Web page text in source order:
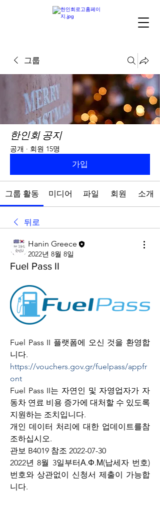
그룹
한인회 공지
공개 · 회원 15명
가입
그룹 활동 미디어 파일 회원 소개
뒤로
Hanin Greece
2022년 8월 8일
Fuel Pass II
Fuel Pass II 플랫폼에 오신 것을 환영합
https://vouchers.gov.gr/fuelpass/appfr
ont
Fuel Pass II는 자연인 및 자영업자가 자
동차 연료 비용 증가에 대처할 수 있도록
지원하는 조치입니다.
개인 데이터 처리에 대한 업데이트를참
조하십시오.
관보 B4019 참조 2022-07-30
2022년 8월 3일부터Α.Φ.Μ(납세자 번호)
번호와 상관없이 신청서 제출이 가능합
니다.